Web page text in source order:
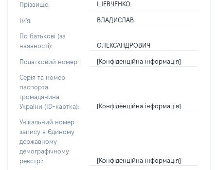
Прізвище: ШЕВЧЕНКО
Ім'я: ВЛАДИСЛАВ
По батькові (за
наявності):
ОЛЕКСАНДРОВИЧ
Податковий номер: [Конфіденційна інформація]
Серія та номер
паспорта
громадянина
України (ID-картка):
[Конфіденційна інформація]
Унікальний номер
запису в Єдиному
державному
демографічному
реєстрі:
[Конфіденційна інформація]